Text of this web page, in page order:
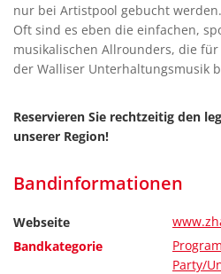
nur bei Artistpool gebucht
Oft sind es eben die einfachen,
musikalischen Allrounders, die
der Walliser Unterhaltungsmusik
Reservieren Sie rechtzeitig den
unserer Region!
Bandinformationen
Webseite
Bandkategorie
Party/